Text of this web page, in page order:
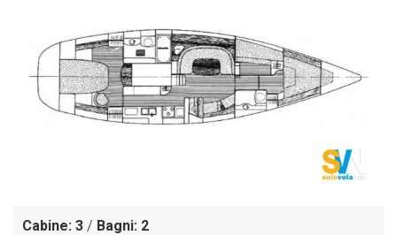
Cabine: 3 / Bagni: 2